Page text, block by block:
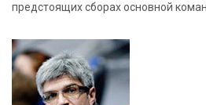
предстоящих сборах основной